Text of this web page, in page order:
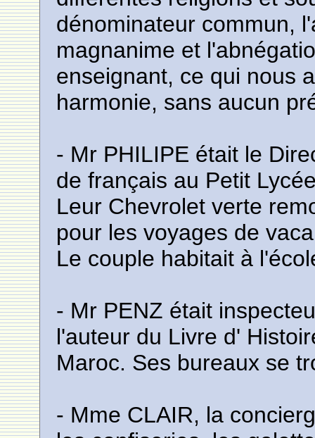
dénominateur commun,
magnanime et
enseignant, ce qui nous
harmonie, sans aucun
- Mr PHILIPE était le
de français au Petit
Leur Chevrolet verte
pour les voyages de
Le couple habitait à
- Mr PENZ était
l'auteur du Livre d'
Maroc. Ses bureaux se
- Mme CLAIR, la